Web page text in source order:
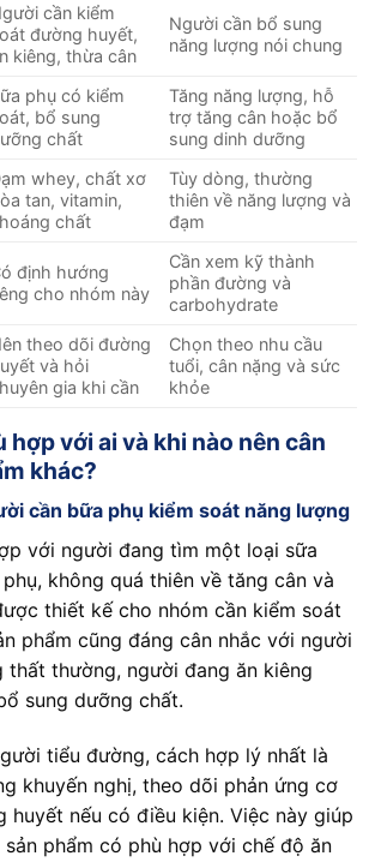
cần kiểm
đường huyết,
kiêng, thừa cân
Người cần bổ sung
năng lượng nói chung
phụ có kiểm
bổ sung
chất
Tăng năng lượng, hỗ
trợ tăng cân hoặc bổ
sung dinh dưỡng
whey, chất xơ
tan, vitamin,
chất
Tùy dòng, thường
thiên về năng lượng và
đạm
định hướng
cho nhóm này
Cần xem kỹ thành
phần đường và
carbohydrate
theo dõi đường
và hỏi
gia khi cần
Chọn theo nhu cầu
tuổi, cân nặng và sức
khỏe
hợp với ai và khi nào nên cân
khác?
cần bữa phụ kiểm soát năng lượng
với người đang tìm một loại sữa
không quá thiên về tăng cân và
thiết kế cho nhóm cần kiểm soát
phẩm cũng đáng cân nhắc với người
thất thường, người đang ăn kiêng
sung dưỡng chất.
tiểu đường, cách hợp lý nhất là
khuyến nghị, theo dõi phản ứng cơ
huyết nếu có điều kiện. Việc này giúp
phẩm có phù hợp với chế độ ăn